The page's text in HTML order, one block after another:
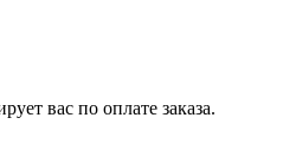
вас по оплате заказа.